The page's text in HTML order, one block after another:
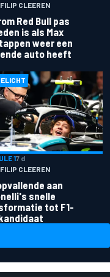
CLEEREN
Red Bull pas
is als Max
weer een
auto heeft
17 d
CLEEREN
aan
snelle
tot F1-